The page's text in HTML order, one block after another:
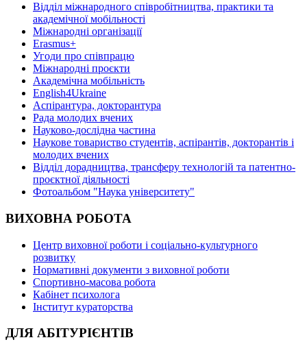
Відділ міжнародного співробітництва, практики та
академічної мобільності
Міжнародні організації
Erasmus+
Угоди про співпрацю
Міжнародні проєкти
Академічна мобільність
English4Ukraine
Аспірантура, докторантура
Рада молодих вчених
Науково-дослідна частина
Наукове товариство студентів, аспірантів, докторантів і
молодих вчених
Відділ дорадництва, трансферу технологій та патентно-
проєктної діяльності
Фотоальбом "Наука університету"
ВИХОВНА РОБОТА
Центр виховної роботи і соціально-культурного
розвитку
Нормативні документи з виховної роботи
Спортивно-масова робота
Кабінет психолога
Інститут кураторства
ДЛЯ АБІТУРІЄНТІВ